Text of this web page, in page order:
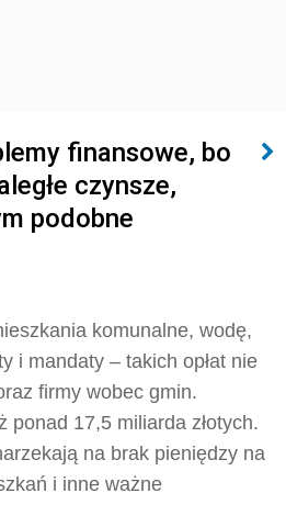
finansowe, bo
czynsze,
podobne
komunalne, wodę,
i mandaty – takich opłat nie
firmy wobec gmin.
ponad 17,5 miliarda złotych.
na brak pieniędzy na
i inne ważne